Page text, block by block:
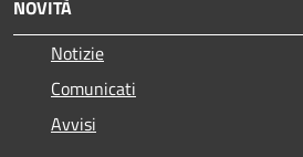
NOVITÀ
Notizie
Comunicati
Avvisi